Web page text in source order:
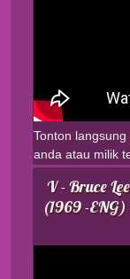
Tonton
anda atau milik
V - Bruce
(1969 -